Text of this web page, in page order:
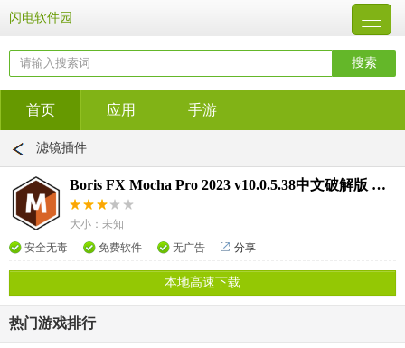
闪电软件园
首页 应用 手游
滤镜插件
Boris FX Mocha Pro 2023 v10.0.5.38中文破解版 补丁
大小：未知
安全无毒
免费软件 无广告 分享
本地高速下载
热门游戏排行